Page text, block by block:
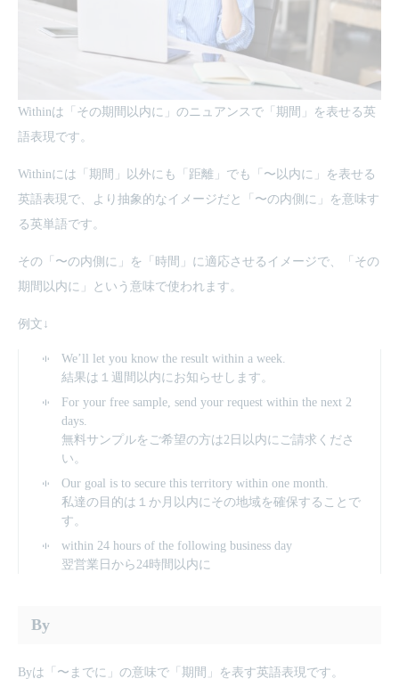
Withinは「その期間以内に」のニュアンスで「期間」を表せる英
語表現です。
Withinには「期間」以外にも「距離」でも「〜以内に」を表せる
英語表現で、より抽象的なイメージだと「〜の内側に」を意味す
る英単語です。
その「〜の内側に」を「時間」に適応させるイメージで、「その
期間以内に」という意味で使われます。
例文↓
We’ll let you know the result within a week.
結果は１週間以内にお知らせします。
For your free sample, send your request within the next 2
days.
無料サンプルをご希望の方は2日以内にご請求くださ
い。
Our goal is to secure this territory within one month.
私達の目的は１か月以内にその地域を確保することで
す。
within 24 hours of the following business day
翌営業日から24時間以内に
By
Byは「〜までに」の意味で「期間」を表す英語表現です。